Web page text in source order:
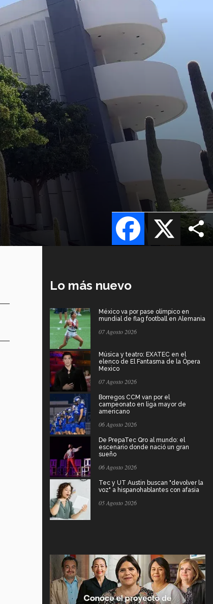
X
Facebook
Lo más nuevo
México va por pase olímpico en
mundial de flag football en Alemania
07 Agosto 2026
Música y teatro: EXATEC en el
elenco de El Fantasma de la Ópera
Mexico
07 Agosto 2026
Borregos CCM van por el
campeonato en liga mayor de
americano
06 Agosto 2026
De PrepaTec Qro al mundo: el
escenario donde nació un gran
sueño
06 Agosto 2026
Tec y UT Austin buscan "devolver la
voz" a hispanohablantes con afasia
05 Agosto 2026